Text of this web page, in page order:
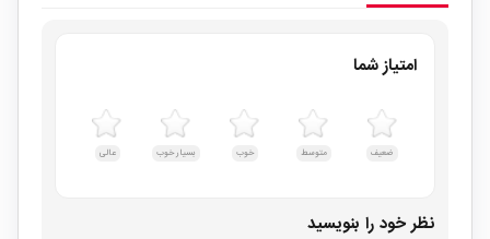
امتیاز شما
ضعیف متوسط خوب بسیار خوب عالی
نظر خود را بنویسید